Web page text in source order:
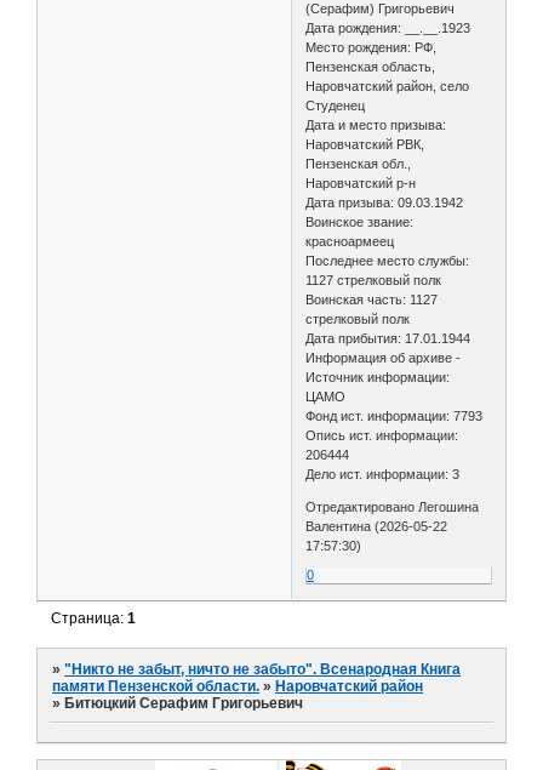
(Серафим) Григорьевич
Дата рождения: __.__.1923
Место рождения: РФ,
Пензенская область,
Наровчатский район, село
Студенец
Дата и место призыва:
Наровчатский РВК,
Пензенская обл.,
Наровчатский р-н
Дата призыва: 09.03.1942
Воинское звание:
красноармеец
Последнее место службы:
1127 стрелковый полк
Воинская часть: 1127
стрелковый полк
Дата прибытия: 17.01.1944
Информация об архиве -
Источник информации:
ЦАМО
Фонд ист. информации: 7793
Опись ист. информации:
206444
Дело ист. информации: 3
Отредактировано Легошина
Валентина (2026-05-22
17:57:30)
0
Страница:1
»"Никто не забыт, ничто не забыто". Всенародная Книга
памяти Пензенской области. » Наровчатский район
» Битюцкий Серафим Григорьевич